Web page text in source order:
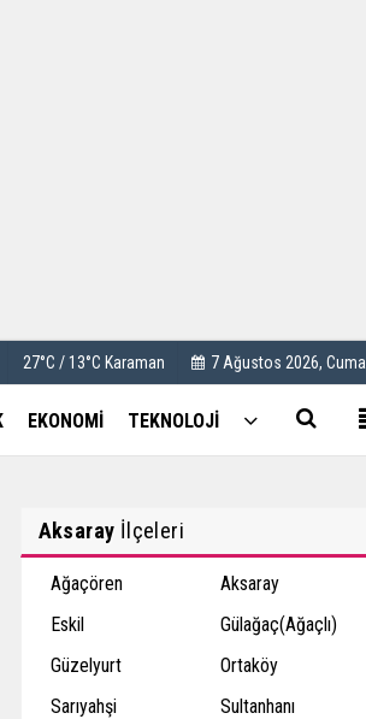
27°C / 13°C Karaman 7 Ağustos 2026, Cuma
EKONOMİ TEKNOLOJİ
Aksaray İlçeleri
Ağaçören
Aksaray
Eskil
Gülağaç(Ağaçlı)
Güzelyurt
Ortaköy
Sarıyahşi
Sultanhanı